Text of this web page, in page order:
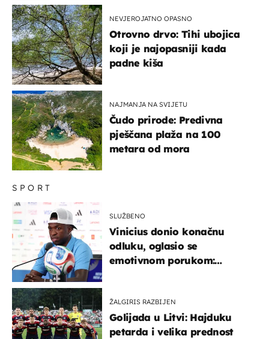
SPORT
SLUŽBENO
Vinicius donio konačnu
odluku, oglasio se
emotivnom porukom:
ŽALGIRIS RAZBIJEN
Golijada u Litvi: Hajduku
petarda i velika prednost
NEVJEROJATNO OPASNO
Otrovno drvo: Tihi ubojica
koji je najopasniji kada
padne kiša
NAJMANJA NA SVIJETU
Čudo prirode: Predivna
pješčana plaža na 100
metara od mora